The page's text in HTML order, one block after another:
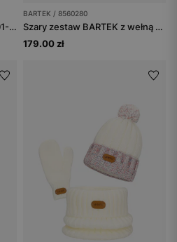
Czarny zestaw BARTEK 85601-11 z czapką z pomponem, kominem i rękawiczkami
BARTEK / 8560280
Szary zestaw BARTEK z wełną merino 85602-80 czapka z puchatym pomponem + komin
179.00 zł